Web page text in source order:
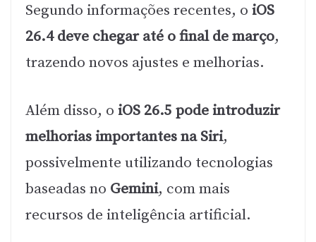
Segundo informações recentes, o iOS
26.4 deve chegar até o final de março,
trazendo novos ajustes e melhorias.
Além disso, o iOS 26.5 pode introduzir
melhorias importantes na Siri,
possivelmente utilizando tecnologias
baseadas no Gemini, com mais
recursos de inteligência artificial.